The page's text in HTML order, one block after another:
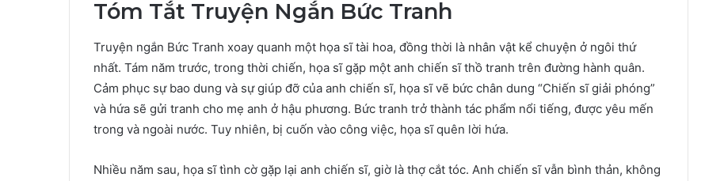
Tóm Tắt Truyện Ngắn Bức Tranh
Truyện ngắn Bức Tranh xoay quanh một họa sĩ tài hoa, đồng thời là nhân vật kể chuyện ở ngôi thứ
nhất. Tám năm trước, trong thời chiến, họa sĩ gặp một anh chiến sĩ thồ tranh trên đường hành quân.
Cảm phục sự bao dung và sự giúp đỡ của anh chiến sĩ, họa sĩ vẽ bức chân dung “Chiến sĩ giải phóng”
và hứa sẽ gửi tranh cho mẹ anh ở hậu phương. Bức tranh trở thành tác phẩm nổi tiếng, được yêu mến
trong và ngoài nước. Tuy nhiên, bị cuốn vào công việc, họa sĩ quên lời hứa.
Nhiều năm sau, họa sĩ tình cờ gặp lại anh chiến sĩ, giờ là thợ cắt tóc. Anh chiến sĩ vẫn bình thản, không